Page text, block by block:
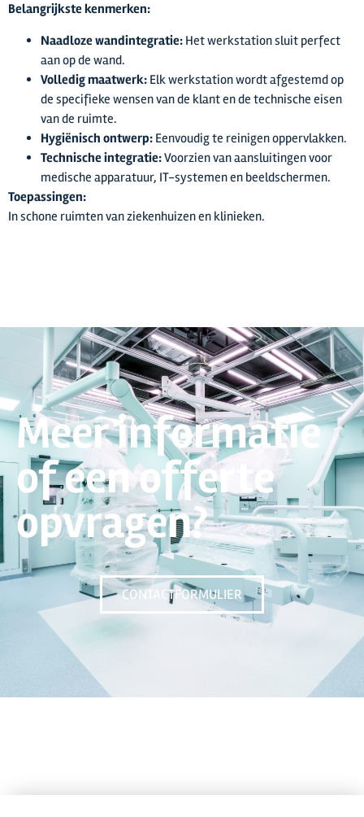
Belangrijkste kenmerken:
Naadloze wandintegratie: Het werkstation sluit perfect
aan op de wand.
Volledig maatwerk: Elk werkstation wordt afgestemd op
de specifieke wensen van de klant en de technische eisen
van de ruimte.
Hygiënisch ontwerp: Eenvoudig te reinigen oppervlakken.
Technische integratie:Voorzien van aansluitingen voor
medische apparatuur, IT-systemen en beeldschermen.
Toepassingen:
In schone ruimten van ziekenhuizen en klinieken.
Meer informatie
of een offerte
opvragen?
CONTACTFORMULIER